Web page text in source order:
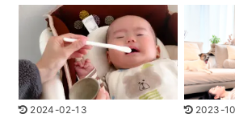
2024-02-13 2023-